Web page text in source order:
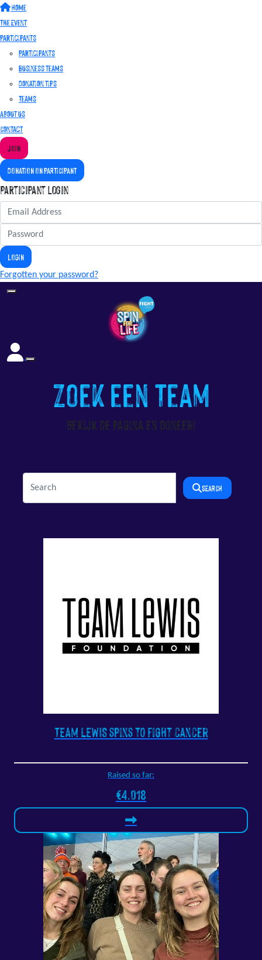
Home
The Event
Participants
Participants
Business teams
Donation tips
Teams
About us
Contact
JOIN
DONATION ON PARTICIPANT
Participant Login
LOGIN
Forgotten your password?
Zoek een Team
Bekijk de pagina en doneer!
SEARCH
TEAM LEWIS spins to fight cancer
Raised so far:
€4.018